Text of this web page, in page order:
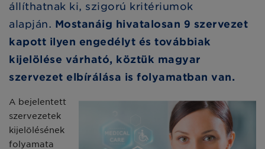
állíthatnak ki, szigorú kritériumok
alapján. Mostanáig hivatalosan 9 szervezet
kapott ilyen engedélyt és továbbiak
kijelölése várható, köztük magyar
szervezet elbírálása is folyamatban van.
A bejelentett
szervezetek
kijelölésének
folyamata